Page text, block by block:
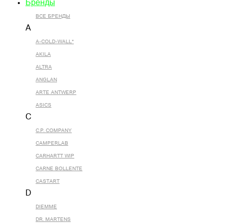
Бренды
ВСЕ БРЕНДЫ
A
A-COLD-WALL*
AKILA
ALTRA
ANGLAN
ARTE ANTWERP
ASICS
C
C.P. COMPANY
CAMPERLAB
CARHARTT WIP
CARNE BOLLENTE
CASTART
D
DIEMME
DR. MARTENS